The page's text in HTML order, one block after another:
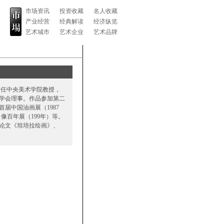
市场资讯
产业经营
艺术城市
投资收藏
经典解读
艺术企业
名人收藏
经济纵览
艺术品牌
中央美术学院教授，
会理事。作品参加第二
届中国油画展（1987
百年展（199年）等。
《坦培拉绘画》、